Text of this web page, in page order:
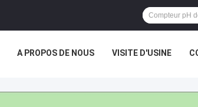
A PROPOS DE NOUS VISITE D'USINE